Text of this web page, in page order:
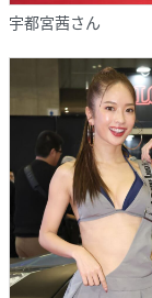
宇都宮茜さん